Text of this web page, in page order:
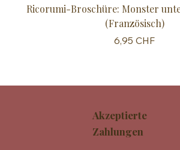
Ricorumi-Broschüre: Monster
(Französisch)
Preis
6,95 CHF
Akzeptierte
Zahlungen